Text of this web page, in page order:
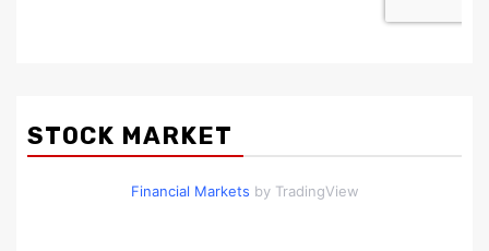
STOCK MARKET
Financial Markets by TradingView